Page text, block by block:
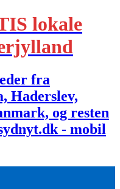
lokale
fra
Haderslev,
og resten
- mobil